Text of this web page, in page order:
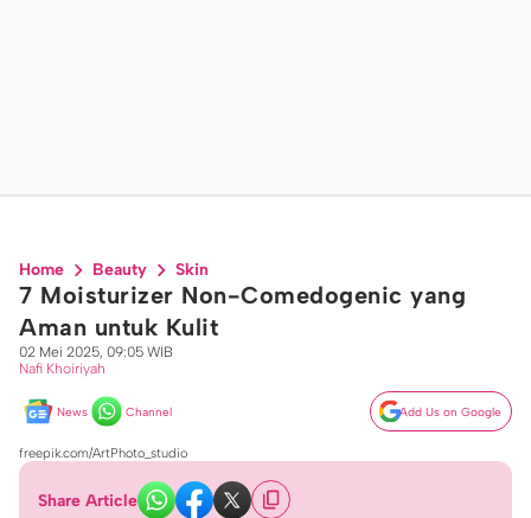
Home Beauty Skin
7 Moisturizer Non-Comedogenic yang
Aman untuk Kulit
02 Mei 2025, 09:05 WIB
Nafi Khoiriyah
News Channel Add Us on Google
freepik.com/ArtPhoto_studio
Share Article